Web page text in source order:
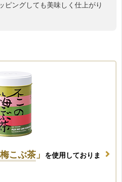
ピングしても美味しく仕上がり
こぶ茶 」
を使用しておりま